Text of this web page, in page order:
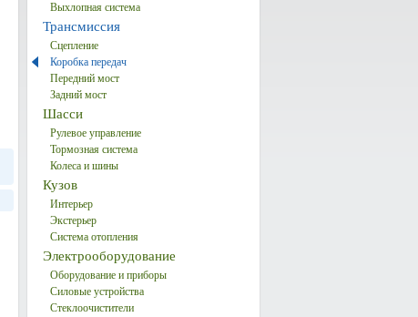
Выхлопная система
Трансмиссия
Сцепление
Коробка передач
Передний мост
Задний мост
Шасси
Рулевое управление
Тормозная система
Колеса и шины
Кузов
Интерьер
Экстерьер
Система отопления
Электрооборудование
Оборудование и приборы
Силовые устройства
Стеклоочистители